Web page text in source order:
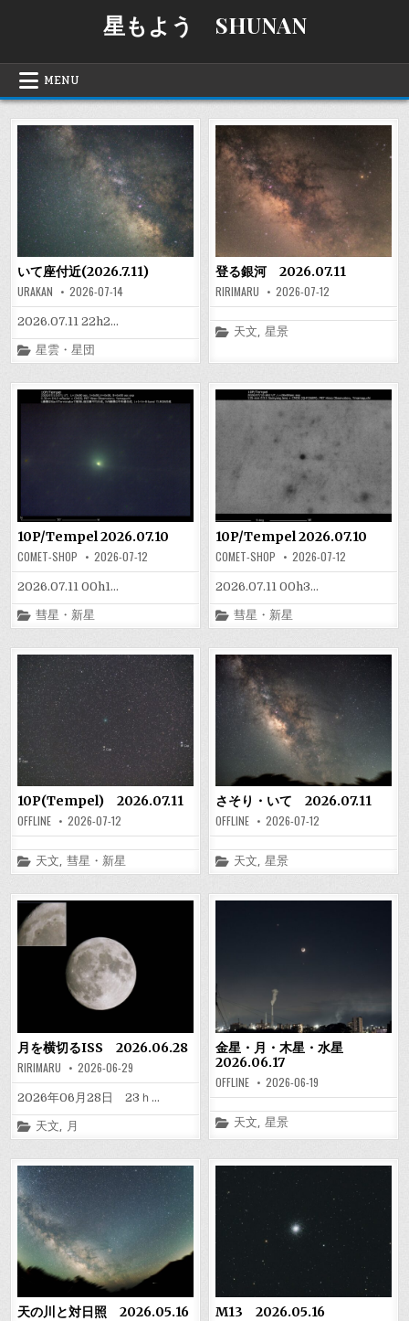
星もよう SHUNAN
MENU
いて座付近(2026.7.11)
URAKAN 2026-07-14
2026.07.11 22h2…
Posted
in
星雲・星団
登る銀河 2026.07.11
RIRIMARU 2026-07-12
Posted
in
天文,星景
10P/Tempel 2026.07.10
COMET-SHOP 2026-07-12
2026.07.11 00h1…
Posted
in
彗星・新星
10P/Tempel 2026.07.10
COMET-SHOP 2026-07-12
2026.07.11 00h3…
Posted
in
彗星・新星
10P(Tempel) 2026.07.11
OFFLINE 2026-07-12
Posted
in
天文,彗星・新星
さそり・いて 2026.07.11
OFFLINE 2026-07-12
Posted
in
天文,星景
月を横切るISS 2026.06.28
RIRIMARU 2026-06-29
2026年06月28日 23ｈ…
Posted
in
天文, 月
金星・月・木星・水星
2026.06.17
OFFLINE 2026-06-19
Posted
in
天文,星景
天の川と対日照 2026.05.16 M13 2026.05.16